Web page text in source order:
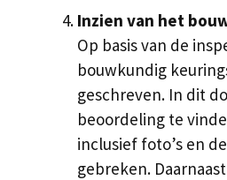
Inzien van het
Op basis van de
bouwkundig
geschreven. In dit
beoordeling te
inclusief foto’s en
gebreken.